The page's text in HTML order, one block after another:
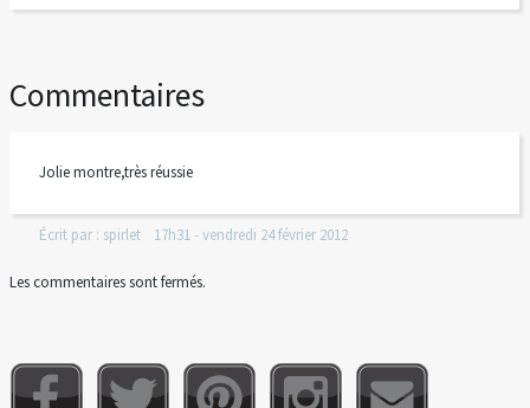
Commentaires
Jolie montre,très réussie
Écrit par : spirlet 17h31-vendredi 24février 2012
Les commentaires sont fermés.